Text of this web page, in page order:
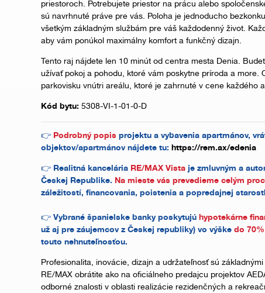
priestoroch. Potrebujete priestor na prácu alebo
sú navrhnuté práve pre vás. Poloha je jednoducho
všetkým základným službám pre váš každodenný život.
aby vám ponúkol maximálny komfort a funkčný dizajn.
Tento raj nájdete len 10 minút od centra mesta Denia.
užívať pokoj a pohodu, ktoré vám poskytne príroda a
parkovisku vnútri areálu, ktoré je zahrnuté v cene každého
Kód bytu: 5308-VI-1-01-0-D
👉 Podrobný popis projektu a vybavenia apartmánov,
objektov/apartmánov nájdete tu: https://rem.ax/edenia
👉 Realitná kancelária RE/MAX Vista je zmluvným a
Českej Republike. Na mieste vás prevedieme celým
záležitostí, financovania, poistenia a popredajnej
👉 Vybrané španielske banky poskytujú hypotekárne
už aj pre záujemcov z Českej republiky) vo výške do
touto nehnuteľnosťou.
Profesionalita, inovácie, dizajn a udržateľnosť sú
RE/MAX obrátite ako na oficiálneho predajcu projektov
odborné znalosti v oblasti realizácie rezidenčných a